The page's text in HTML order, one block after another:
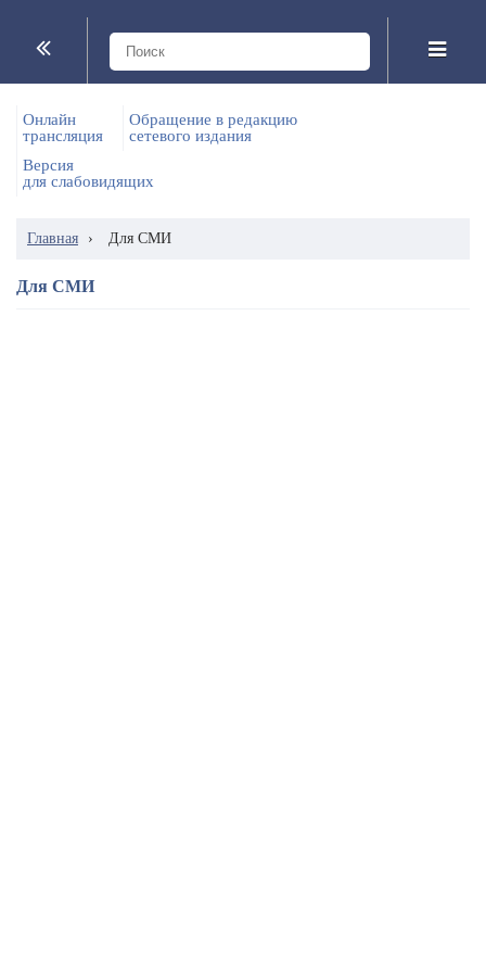
Онлайн
трансляция
Обращение в редакцию
сетевого издания
Версия
для слабовидящих
Главная › Для СМИ
Для СМИ